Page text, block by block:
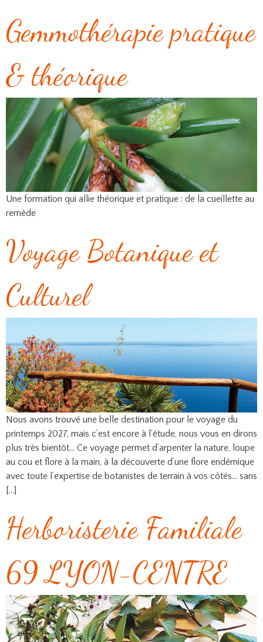
Gemmothérapie pratique
& théorique
Une formation qui allie théorique et pratique : de la cueillette au
remède
Voyage Botanique et
Culturel
Nous avons trouvé une belle destination pour le voyage du
printemps 2027, mais c’est encore à l’étude, nous vous en dirons
plus très bientôt… Ce voyage permet d’arpenter la nature, loupe
au cou et flore à la main, à la découverte d’une flore endémique
avec toute l’expertise de botanistes de terrain à vos côtés… sans
[…]
Herboristerie Familiale
69 LYON-CENTRE